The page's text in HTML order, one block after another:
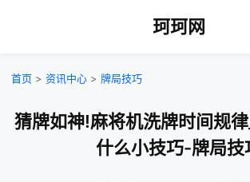
珂珂网
首页 > 资讯中心 > 牌局技巧
猜牌如神!麻将机洗牌时间规
什么小技巧-牌局技